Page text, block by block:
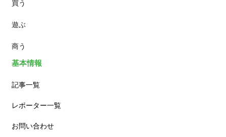
ランチ
カフェ
買う
遊ぶ
商う
基本情報
記事一覧
レポーター一覧
お問い合わせ